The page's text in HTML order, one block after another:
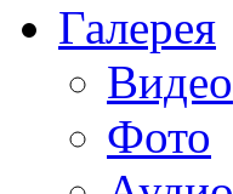
Галерея
Видео
Фото